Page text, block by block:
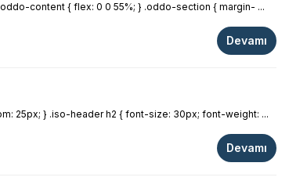
content { flex: 0 0 55%; } .oddo-section { margin- ...
Devamı
25px; } .iso-header h2 { font-size: 30px; font-weight: ...
Devamı